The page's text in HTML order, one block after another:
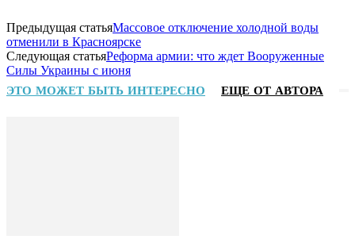
Предыдущая статьяМассовое отключение холодной воды
отменили в Красноярске
Следующая статьяРеформа армии: что ждет Вооруженные
Силы Украины с июня
ЭТО МОЖЕТ БЫТЬ ИНТЕРЕСНО ЕЩЕ ОТ АВТОРА